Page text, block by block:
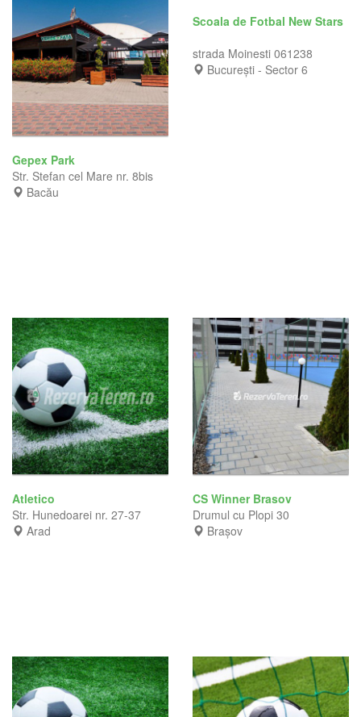
Gepex Park
Str. Stefan cel Mare nr. 8bis
Bacău
Scoala de Fotbal New Stars
strada Moinesti 061238
București - Sector 6
Atletico
Str. Hunedoarei nr. 27-37
Arad
CS Winner Brasov
Drumul cu Plopi 30
Brașov